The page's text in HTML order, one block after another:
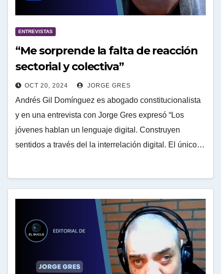
ENTREVISTAS
“Me sorprende la falta de reacción
sectorial y colectiva”
OCT 20, 2024 JORGE GRES
Andrés Gil Domínguez es abogado constitucionalista
y en una entrevista con Jorge Gres expresó “Los
jóvenes hablan un lenguaje digital. Construyen
sentidos a través del la interrelación digital. El único…